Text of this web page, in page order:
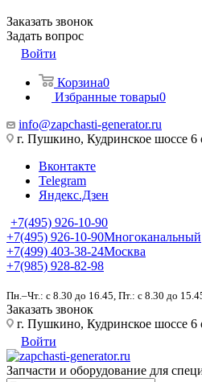
Заказать звонок
Задать вопрос
Войти
Корзина0
Избранные товары0
info@zapchasti-generator.ru
г. Пушкино, Кудринское шоссе 6
Вконтакте
Telegram
Яндекс.Дзен
+7(495) 926-10-90
+7(495) 926-10-90Многоканальный
+7(499) 403-38-24Москва
+7(985) 928-82-98
Пн.–Чт.: с 8.30 до 16.45, Пт.: с 8.30 до
Заказать звонок
г. Пушкино, Кудринское шоссе 6
Войти
Запчасти и оборудование для